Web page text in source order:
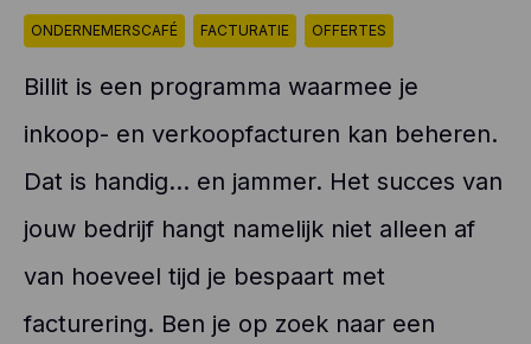
ONDERNEMERSCAFÉ FACTURATIE OFFERTES
Billit is een programma waarmee je
inkoop- en verkoopfacturen kan beheren.
Dat is handig… en jammer. Het succes van
jouw bedrijf hangt namelijk niet alleen af
van hoeveel tijd je bespaart met
facturering. Ben je op zoek naar een